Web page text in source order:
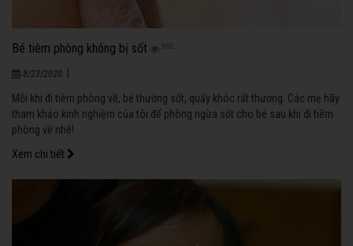
Bé tiêm phòng không bị sốt 882
8/23/2020
Mỗi khi đi tiêm phòng về, bé thường sốt, quấy khóc rất thương. Các mẹ hãy
tham khảo kinh nghiệm của tôi để phòng ngừa sốt cho bé sau khi đi tiêm
phòng về nhé!
Xem chi tiết